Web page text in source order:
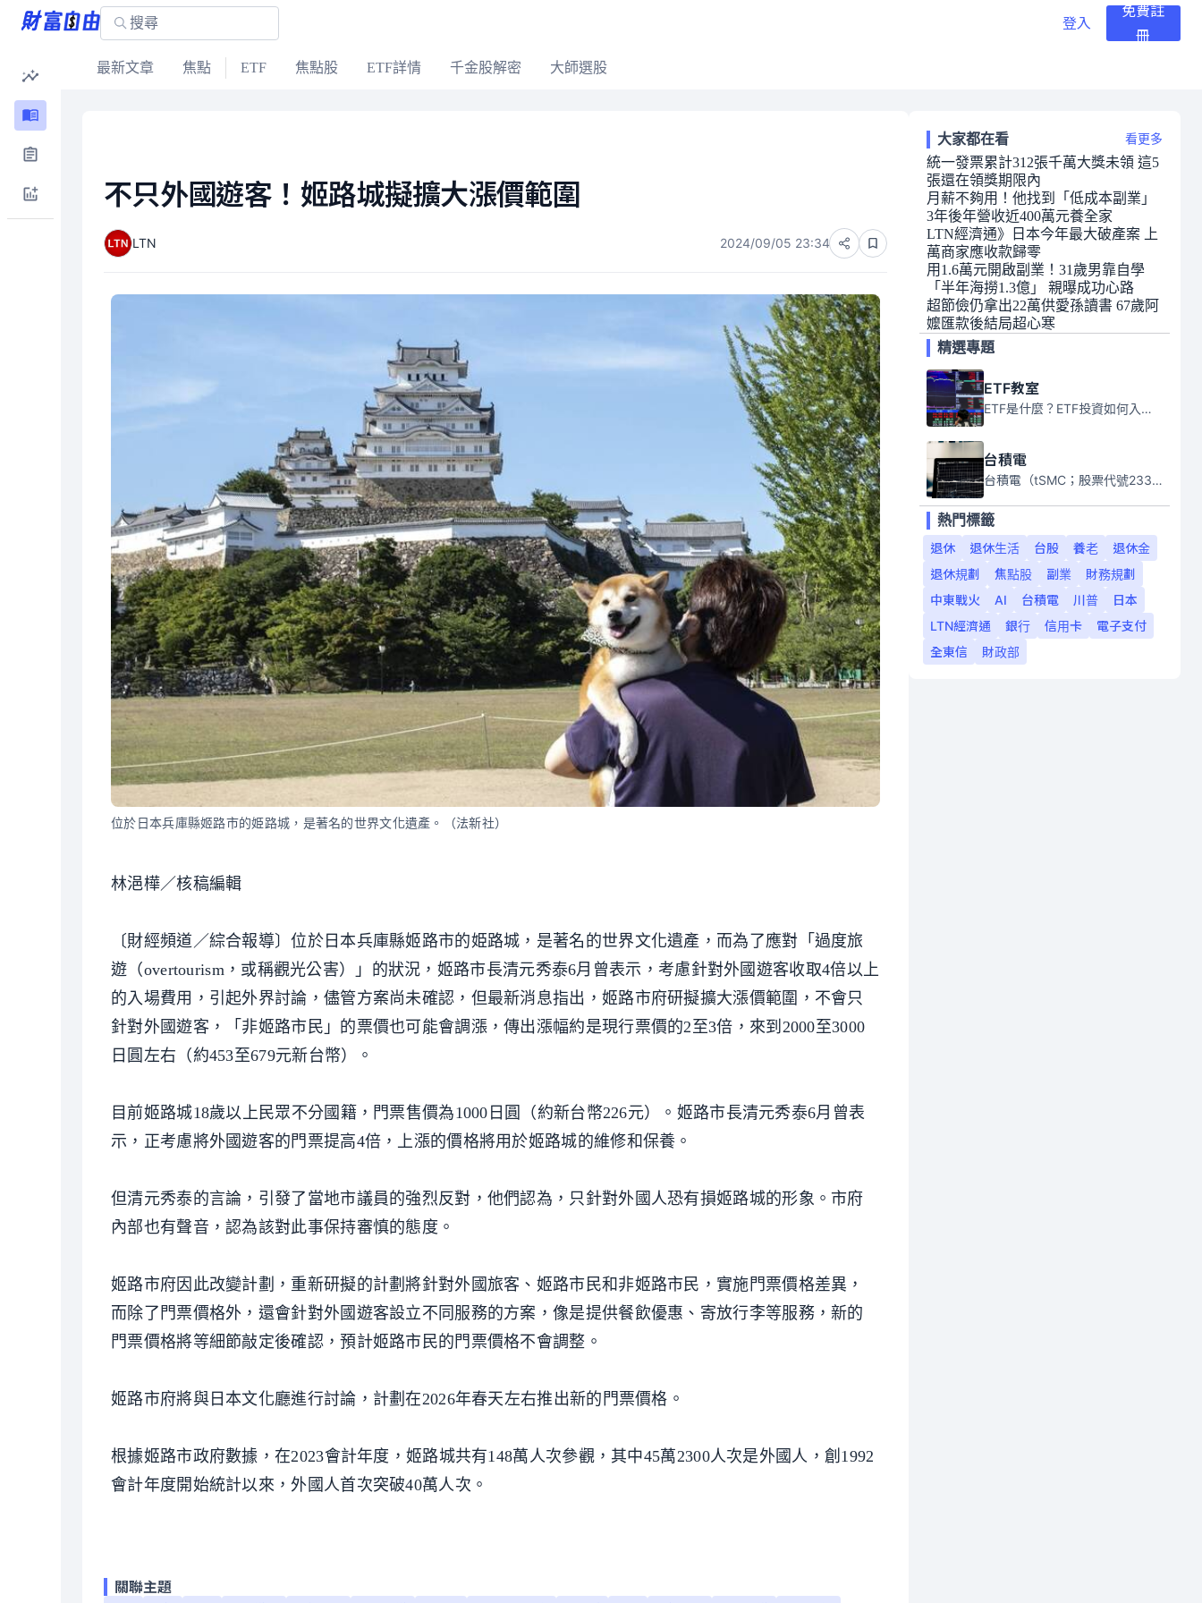
登入
免費註
冊
最新文章 焦點 ETF 焦點股 ETF詳情 千金股解密 大師選股
不只外國遊客！姬路城擬擴大漲價範圍
LTN 2024/09/05 23:34
位於日本兵庫縣姬路市的姫路城，是著名的世界文化遺產。（法新社）
林浥樺／核稿編輯
〔財經頻道／綜合報導〕位於日本兵庫縣姬路市的姫路城，是著名的世界文化遺產，而為了應對「過度旅
遊（overtourism，或稱觀光公害）」的狀況，姬路市長清元秀泰6月曾表示，考慮針對外國遊客收取4倍以上
的入場費用，引起外界討論，儘管方案尚未確認，但最新消息指出，姬路市府研擬擴大漲價範圍，不會只
針對外國遊客，「非姬路市民」的票價也可能會調漲，傳出漲幅約是現行票價的2至3倍，來到2000至3000
日圓左右（約453至679元新台幣）。
目前姬路城18歲以上民眾不分國籍，門票售價為1000日圓（約新台幣226元）。姬路市長清元秀泰6月曾表
示，正考慮將外國遊客的門票提高4倍，上漲的價格將用於姬路城的維修和保養。
但清元秀泰的言論，引發了當地市議員的強烈反對，他們認為，只針對外國人恐有損姬路城的形象。市府
內部也有聲音，認為該對此事保持審慎的態度。
姬路市府因此改變計劃，重新研擬的計劃將針對外國旅客、姬路市民和非姬路市民，實施門票價格差異，
而除了門票價格外，還會針對外國遊客設立不同服務的方案，像是提供餐飲優惠、寄放行李等服務，新的
門票價格將等細節敲定後確認，預計姬路市民的門票價格不會調整。
姬路市府將與日本文化廳進行討論，計劃在2026年春天左右推出新的門票價格。
根據姬路市政府數據，在2023會計年度，姬路城共有148萬人次參觀，其中45萬2300人次是外國人，創1992
會計年度開始統計以來，外國人首次突破40萬人次。
關聯主題
大家都在看 看更多
統一發票累計312張千萬大獎未領 這5
張還在領獎期限內
月薪不夠用！他找到「低成本副業」
3年後年營收近400萬元養全家
LTN經濟通》日本今年最大破產案 上
萬商家應收款歸零
用1.6萬元開啟副業！31歲男靠自學
「半年海撈1.3億」 親曝成功心路
超節儉仍拿出22萬供愛孫讀書 67歲阿
嬤匯款後結局超心寒
精選專題
ETF教室
ETF是什麼？ETF投資如何入門？本系列專題文章將會告訴你新手必須知道的ETF基礎知識。
台積電
台積電（tSMC；股票代號2330）是全球領先的半導體代工公司，成立於1987年，總部位於台灣新竹。且已於美國、日本、德國及中國設廠，台積電是全球首家專業積體電路製造服務公司，也是全球最先進和最大規模的半導體代工廠。
熱門標籤
退休
退休生活 台股 養老
退休金
退休規劃
焦點股 副業
財務規劃
中東戰火
AI 台積電 川普
日本
LTN經濟通
銀行 信用卡
電子支付
全東信
財政部